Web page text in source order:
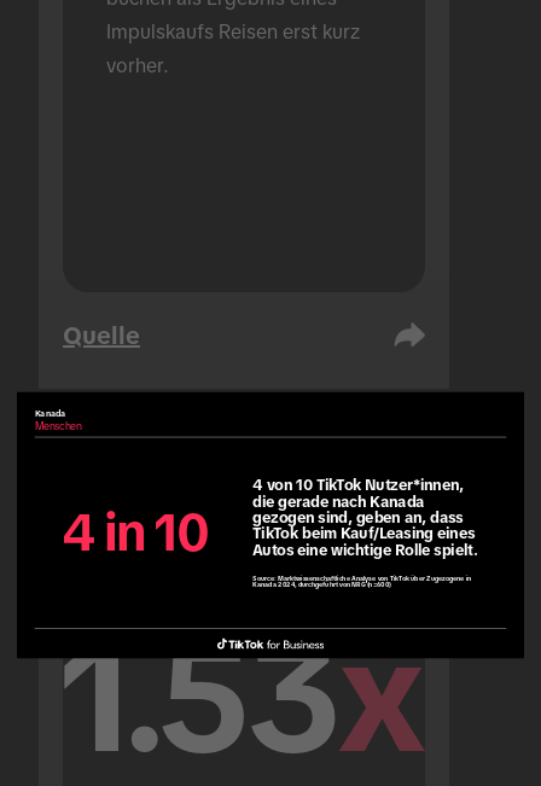
Impulskaufs Reisen erst kurz
vorher.
Quelle
1.53x
Kanada
Menschen
4 in 10
4 von 10 TikTok Nutzer*innen,
die gerade nach Kanada
gezogen sind, geben an, dass
TikTok beim Kauf/Leasing eines
Autos eine wichtige Rolle spielt.
Source: Marktwissenschaftliche Analyse von TikTok über Zugezogene in
Kanada 2024, durchgeführt von NRG (n=600)